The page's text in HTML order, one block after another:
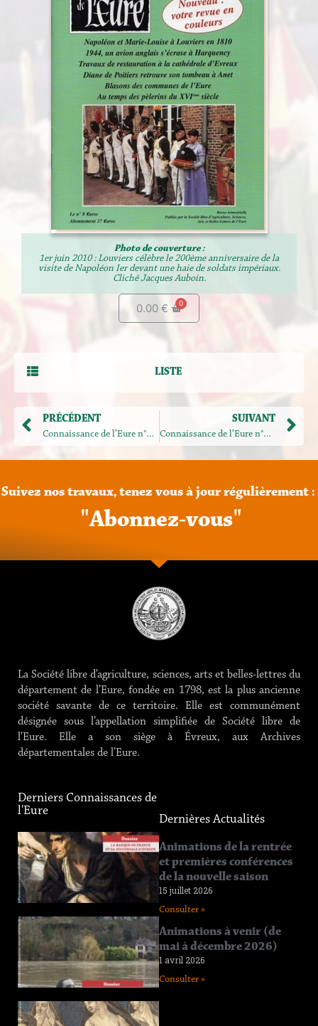
Photo de couverture :
1er juin 2010 : Louviers célèbre le 200ème anniversaire de la
visite de Napoléon Ier devant une haie de soldats impériaux.
Cliché Jacques Auboin.
0.00 €
LISTE
PRÉCÉDENT
Connaissance de l’Eure n°156
SUIVANT
Connaissance de l’Eure n°158
Suivez nos travaux, tenez vous à jour régulièrement :
"Abonnez-vous"
La Société libre d’agriculture, sciences, arts et belles-lettres du
département de l’Eure, fondée en 1798, est la plus ancienne
société savante de ce territoire. Elle est communément
désignée sous l’appellation simplifiée de Société libre de
l’Eure. Elle a son siège à Évreux, aux Archives
départementales de l’Eure.
Derniers Connaissances de
l'Eure
Connaissance
de l’Eure
n°219
12 juin 2026
Connaissance
de l’Eure
n°218
11 avril 2026
Dernières Actualités
Animations de la rentrée
et premières conférences
de la nouvelle saison
15 juillet 2026
Consulter »
Animations à venir (de
mai à décembre 2026)
1 avril 2026
Consulter »